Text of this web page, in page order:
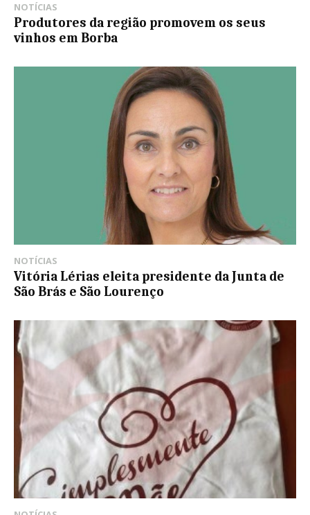
NOTÍCIAS
Produtores da região promovem os seus
vinhos em Borba
NOTÍCIAS
Vitória Lérias eleita presidente da Junta de
São Brás e São Lourenço